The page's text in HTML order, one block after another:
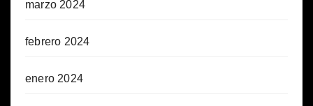
marzo 2024
febrero 2024
enero 2024